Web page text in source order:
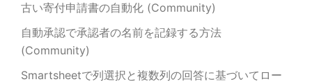
古い寄付申請書の自動化 (Community)
自動承認で承認者の名前を記録する方法
(Community)
Smartsheetで列選択と複数列の回答に基づいてロー